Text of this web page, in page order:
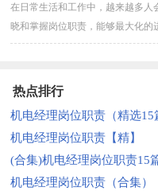
在日常生活和工作中，越来越多
晓和掌握岗位职责，能够最大化
到人尽其才、人岗匹配。那么什
热点排行
机电经理岗位职责（精选15
机电经理岗位职责【精】
(合集)机电经理岗位职责15
机电经理岗位职责（合集）